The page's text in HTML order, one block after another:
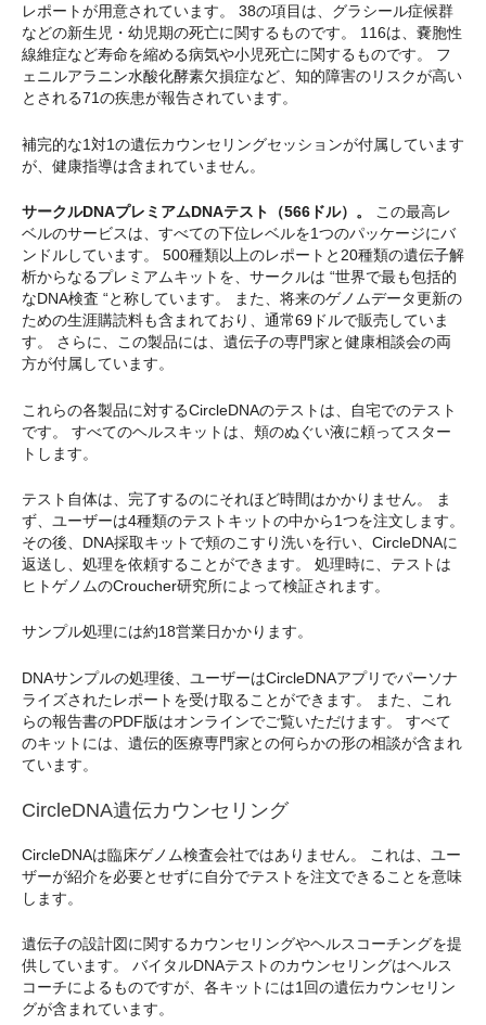
レポートが用意されています。 38の項目は、グラシール症候群
などの新生児・幼児期の死亡に関するものです。 116は、嚢胞性
線維症など寿命を縮める病気や小児死亡に関するものです。 フ
ェニルアラニン水酸化酵素欠損症など、知的障害のリスクが高い
とされる71の疾患が報告されています。
補完的な1対1の遺伝カウンセリングセッションが付属しています
が、健康指導は含まれていません。
サークルDNAプレミアムDNAテスト（566ドル）。
この最高レ
ベルのサービスは、すべての下位レベルを1つのパッケージにバ
ンドルしています。 500種類以上のレポートと20種類の遺伝子解
析からなるプレミアムキットを、サークルは “世界で最も包括的
なDNA検査 “と称しています。 また、将来のゲノムデータ更新の
ための生涯購読料も含まれており、通常69ドルで販売していま
す。 さらに、この製品には、遺伝子の専門家と健康相談会の両
方が付属しています。
これらの各製品に対するCircleDNAのテストは、自宅でのテスト
です。 すべてのヘルスキットは、頬のぬぐい液に頼ってスター
トします。
テスト自体は、完了するのにそれほど時間はかかりません。 ま
ず、ユーザーは4種類のテストキットの中から1つを注文します。
その後、DNA採取キットで頬のこすり洗いを行い、CircleDNAに
返送し、処理を依頼することができます。 処理時に、テストは
ヒトゲノムのCroucher研究所によって検証されます。
サンプル処理には約18営業日かかります。
DNAサンプルの処理後、ユーザーはCircleDNAアプリでパーソナ
ライズされたレポートを受け取ることができます。 また、これ
らの報告書のPDF版はオンラインでご覧いただけます。 すべて
のキットには、遺伝的医療専門家との何らかの形の相談が含まれ
ています。
CircleDNA遺伝カウンセリング
CircleDNAは臨床ゲノム検査会社ではありません。 これは、ユー
ザーが紹介を必要とせずに自分でテストを注文できることを意味
します。
遺伝子の設計図に関するカウンセリングやヘルスコーチングを提
供しています。 バイタルDNAテストのカウンセリングはヘルス
コーチによるものですが、各キットには1回の遺伝カウンセリン
グが含まれています。